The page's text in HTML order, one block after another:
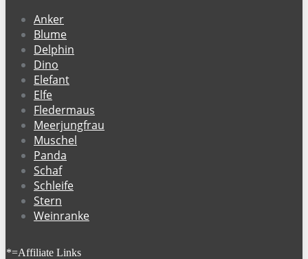
Anker
Blume
Delphin
Dino
Elefant
Elfe
Fledermaus
Meerjungfrau
Muschel
Panda
Schaf
Schleife
Stern
Weinranke
*=Affiliate Links